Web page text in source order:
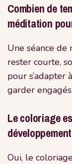
Combien de
méditation
Une séance
rester courte,
pour s’adapter
garder engagés.
Le coloriage
Oui, le